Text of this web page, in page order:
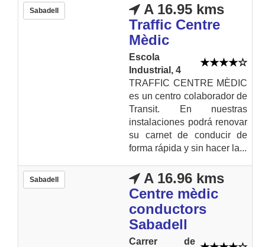
Sabadell
A 16.95 kms
Traffic Centre
Mèdic
Escola
Industrial, 4
TRAFFIC CENTRE MÈDIC
es un centro colaborador de
Transit. En nuestras
instalaciones podrá renovar
su carnet de conducir de
forma rápida y sin hacer la...
Sabadell
A 16.96 kms
Centre mèdic
conductors
Sabadell
Carrer de